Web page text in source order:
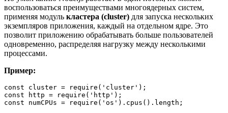
воспользоваться преимуществами многоядерных систем,
применяя модуль кластера (cluster) для запуска нескольких
экземпляров приложения, каждый на отдельном ядре. Это
позволит приложению обрабатывать больше пользователей
одновременно, распределяя нагрузку между несколькими
процессами.
Пример:
const cluster = require('cluster');
const http = require('http');
const numCPUs = require('os').cpus().length;